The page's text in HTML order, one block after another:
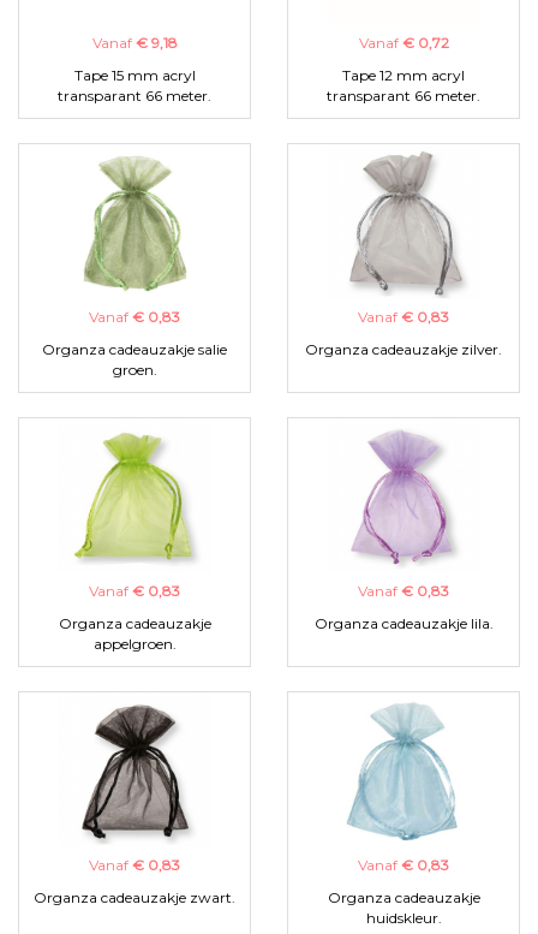
Vanaf € 9,18
Tape 15 mm acryl
transparant 66 meter.
Vanaf € 0,72
Tape 12 mm acryl
transparant 66 meter.
Vanaf € 0,83
Organza cadeauzakje salie
groen.
Vanaf € 0,83
Organza cadeauzakje zilver.
Vanaf € 0,83
Organza cadeauzakje
appelgroen.
Vanaf € 0,83
Organza cadeauzakje lila.
Vanaf € 0,83
Organza cadeauzakje zwart.
Vanaf € 0,83
Organza cadeauzakje
huidskleur.